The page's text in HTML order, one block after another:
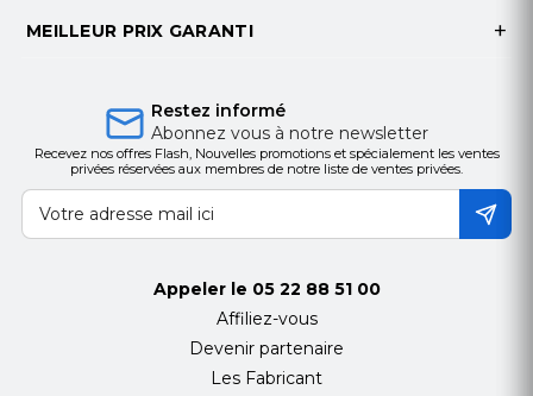
MEILLEUR PRIX GARANTI
Restez informé
Abonnez vous à notre newsletter
Recevez nos offres Flash, Nouvelles promotions et spécialement les ventes
privées réservées aux membres de notre liste de ventes privées.
Appeler le 05 22 88 51 00
Affiliez-vous
Devenir partenaire
Les Fabricant